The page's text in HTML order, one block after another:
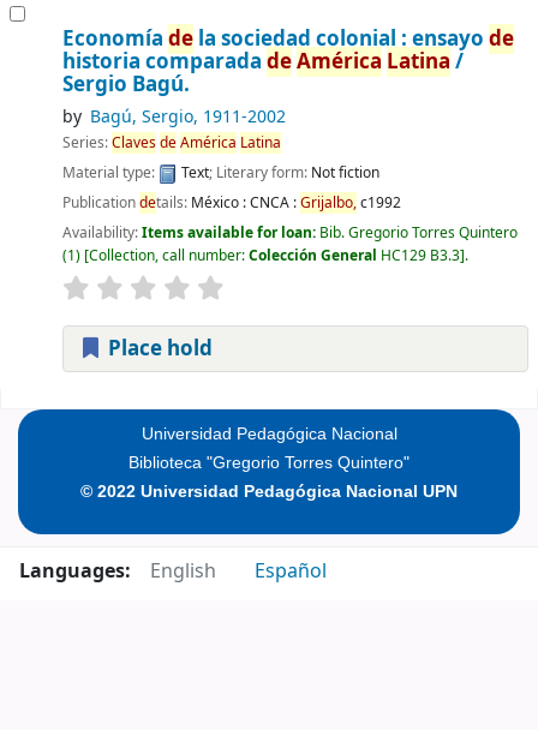
Economía dela sociedad colonial : ensayo de
historia comparada deAmérica Latina /
Sergio Bagú.
by Bagú, Sergio, 1911-2002
Series:ClavesdeAmérica Latina
Material type:
Text; Literary form: Not fiction
Publicationdetails: México :CNCA :Grijalbo,c1992
Availability:Items available for loan: Bib. Gregorio Torres Quintero
(1) Collection, call number:Colección General HC129 B3.3 .
Place hold
Universidad Pedagógica Nacional
Biblioteca "Gregorio Torres Quintero"
© 2022 Universidad Pedagógica Nacional UPN
Languages: English Español